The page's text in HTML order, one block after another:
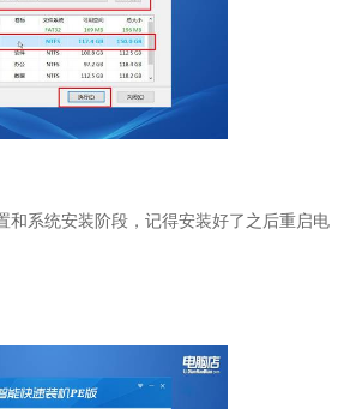
和系统安装阶段，记得安装好了之后重启电